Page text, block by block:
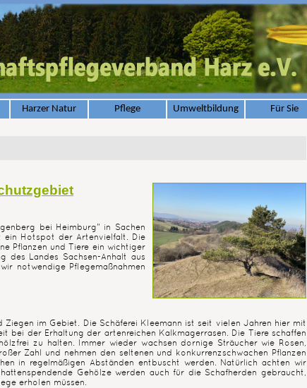
Harzer Natur Pflege Umweltbildung Für Sie
bei Heimburg" in Sachen
ein Hotspot der Artenvielfalt. Die
Pflanzen und Tiere ein wichtiger
des Landes Sachsen-Anhalt aus
notwendige Pflegemaßnahmen
im Gebiet. Die Schäferei Kleemann ist seit vielen Jahren hier mit
bei der Erhaltung der artenreichen Kalkmagerrasen. Die Tiere schaffen
zu halten. Immer wieder wachsen dornige Sträucher wie Rosen,
Zahl und nehmen den seltenen und konkurrenzschwachen Pflanzen
in regelmäßigen Abständen entbuscht werden. Natürlich achten wir
Gehölze werden auch für die Schafherden gebraucht,
erholen müssen.